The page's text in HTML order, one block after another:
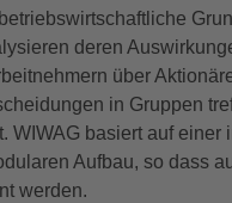
deren
über
in Gruppen
WIWAG basiert auf einer
Aufbau, so dass
werden.